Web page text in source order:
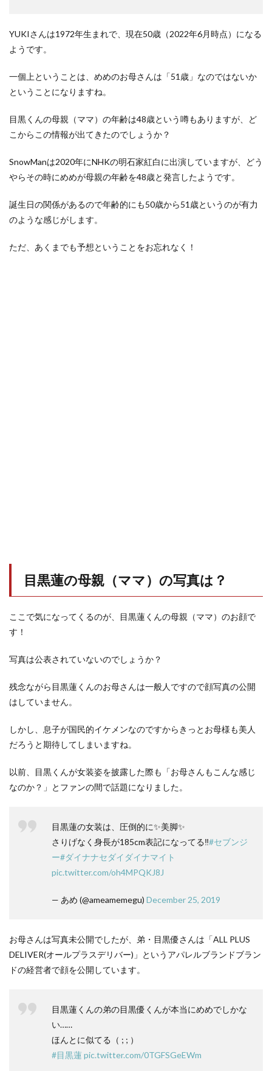
YUKIさんは1972年生まれで、現在50歳（2022年6月時点）になる
ようです。
一個上ということは、めめのお母さんは「51歳」なのではないか
ということになりますね。
目黒くんの母親（ママ）の年齢は48歳という噂もありますが、ど
こからこの情報が出てきたのでしょうか？
SnowManは2020年にNHKの明石家紅白に出演していますが、どう
やらその時にめめが母親の年齢を48歳と発言したようです。
誕生日の関係があるので年齢的にも50歳から51歳というのが有力
のような感じがします。
ただ、あくまでも予想ということをお忘れなく！
目黒蓮の母親（ママ）の写真は？
ここで気になってくるのが、目黒蓮くんの母親（ママ）のお顔で
す！
写真は公表されていないのでしょうか？
残念ながら目黒蓮くんのお母さんは一般人ですので顔写真の公開
はしていません。
しかし、息子が国民的イケメンなのですからきっとお母様も美人
だろうと期待してしまいますね。
以前、目黒くんが女装姿を披露した際も「お母さんもこんな感じ
なのか？」とファンの間で話題になりました。
目黒蓮の女装は、圧倒的に✨美脚✨
さりげなく身長が185cm表記になってる‼️#セブンジ
ー#ダイナナセダイダイナマイト
pic.twitter.com/oh4MPQKJ8J
— あめ (@ameamemegu) December 25, 2019
お母さんは写真未公開でしたが、弟・目黒優さんは「ALL PLUS
DELIVER(オールプラスデリバー)」というアパレルブランドブラン
ドの経営者で顔を公開しています。
目黒蓮くんの弟の目黒優くんが本当にめめでしかな
い……
ほんとに似てる（ ; ; ）
#目黒蓮pic.twitter.com/0TGFSGeEWm